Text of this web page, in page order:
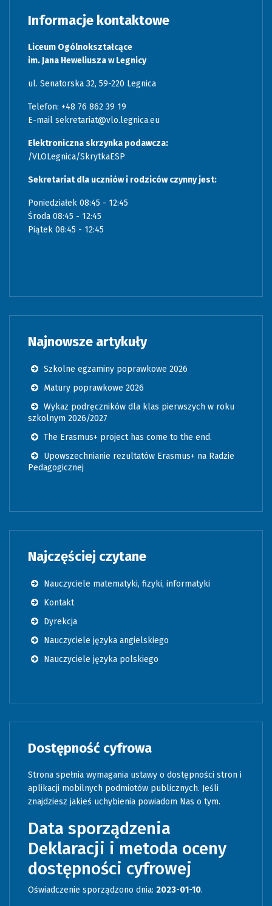
Informacje kontaktowe
Liceum Ogólnokształcące
im. Jana Heweliusza w Legnicy
ul. Senatorska 32, 59-220 Legnica
Telefon: +48 76 862 39 19
E-mail sekretariat@vlo.legnica.eu
Elektroniczna skrzynka podawcza:
/VLOLegnica/SkrytkaESP
Sekretariat dla uczniów i rodziców czynny jest:
Poniedziałek 08:45 - 12:45
Środa 08:45 - 12:45
Piątek 08:45 - 12:45
Najnowsze artykuły
Szkolne egzaminy poprawkowe 2026
Matury poprawkowe 2026
Wykaz podręczników dla klas pierwszych w roku
szkolnym 2026/2027
The Erasmus+ project has come to the end.
Upowszechnianie rezultatów Erasmus+ na Radzie
Pedagogicznej
Najczęściej czytane
Nauczyciele matematyki, fizyki, informatyki
Kontakt
Dyrekcja
Nauczyciele języka angielskiego
Nauczyciele języka polskiego
Dostępność cyfrowa
Strona spełnia wymagania ustawy o dostępności stron i
aplikacji mobilnych podmiotów publicznych. Jeśli
znajdziesz jakieś uchybienia powiadom Nas o tym.
Data sporządzenia
Deklaracji i metoda oceny
dostępności cyfrowej
Oświadczenie sporządzono dnia: 2023-01-10.